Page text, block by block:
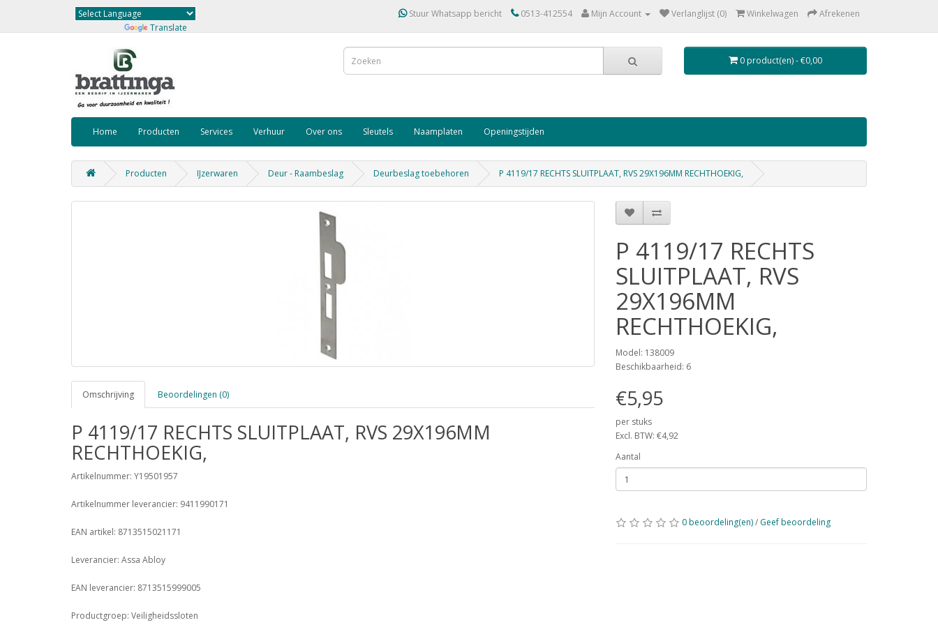
Translate
Stuur Whatsapp bericht 0513-412554 Mijn Account Verlanglijst (0) Winkelwagen Afrekenen
0 product(en) - €0,00
Home Producten Services Verhuur Over ons Sleutels Naamplaten Openingstijden
Producten IJzerwaren Deur - Raambeslag Deurbeslag toebehoren P 4119/17 RECHTS SLUITPLAAT, RVS 29X196MM RECHTHOEKIG,
Omschrijving Beoordelingen (0)
P 4119/17 RECHTS SLUITPLAAT, RVS 29X196MM
RECHTHOEKIG,
Artikelnummer: Y19501957
Artikelnummer leverancier: 9411990171
EAN artikel: 8713515021171
Leverancier: Assa Abloy
EAN leverancier: 8713515999005
Productgroep: Veiligheidssloten
P 4119/17 RECHTS
SLUITPLAAT, RVS
29X196MM
RECHTHOEKIG,
Model: 138009
Beschikbaarheid: 6
€5,95
per stuks
Excl. BTW: €4,92
Aantal
0 beoordeling(en)/ Geef beoordeling